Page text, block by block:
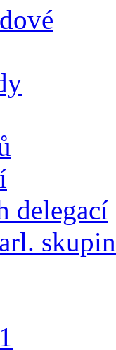
delegací
skupin